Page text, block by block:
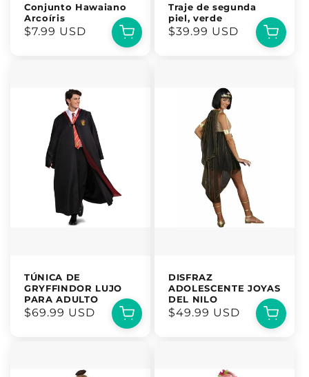
Conjunto Hawaiano
Arcoíris
Precio
$7.99 USD
Traje de segunda
piel, verde
Precio
$39.99 USD
TÚNICA DE
GRYFFINDOR LUJO
PARA ADULTO
Precio
$69.99 USD
DISFRAZ
ADOLESCENTE JOYAS
DEL NILO
Precio
$49.99 USD